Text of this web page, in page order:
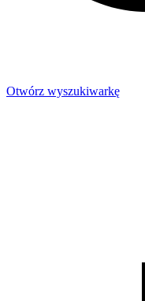
Otwórz wyszukiwarkę